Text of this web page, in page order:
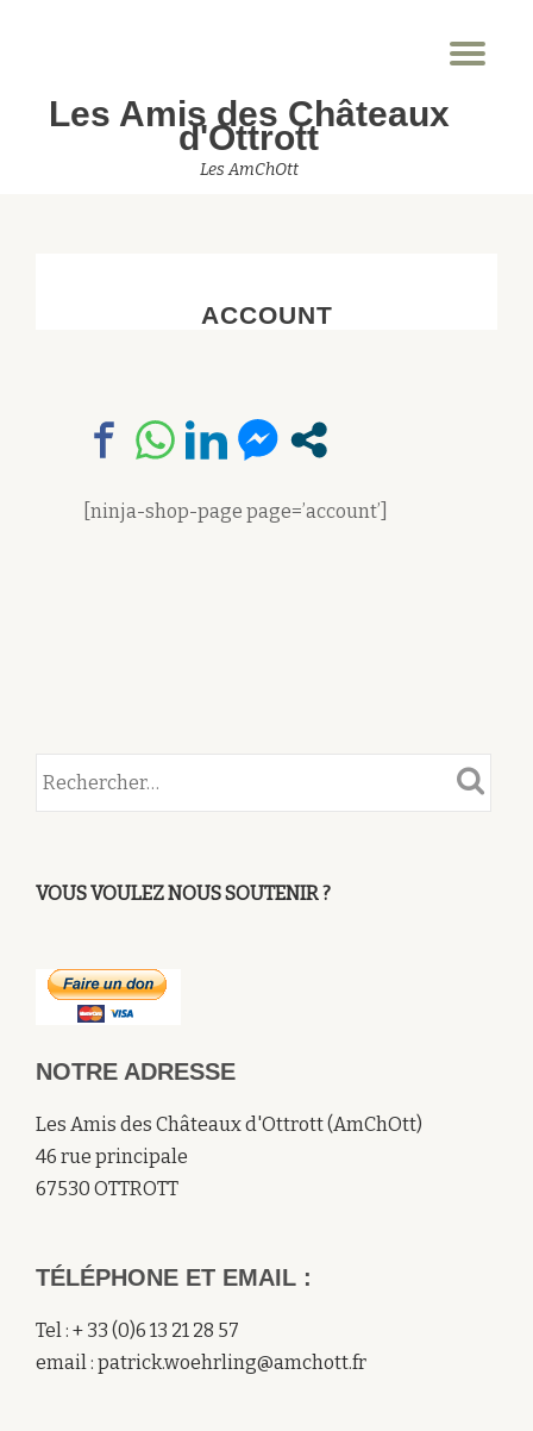
contenuLes Amis des Châteaux
d'Ottrott
Les AmChOtt
ACCOUNT
[ninja-shop-page page=’account’]
VOUS VOULEZ NOUS SOUTENIR ?
NOTRE ADRESSE
Les Amis des Châteaux d'Ottrott (AmChOtt)
46 rue principale
67530 OTTROTT
TÉLÉPHONE ET EMAIL :
Tel : + 33 (0)6 13 21 28 57
email : patrick.woehrling@amchott.fr